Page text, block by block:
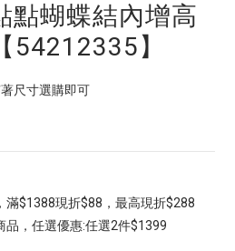
點蝴蝶結內增高
54212335】
尺寸選購即可
滿$1388現折$88，最高現折$288
品，任選優惠:任選2件$1399